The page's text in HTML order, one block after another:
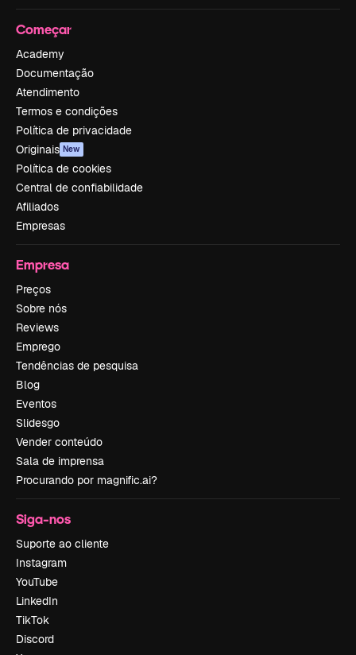
Começar
Academy
Documentação
Atendimento
Termos e condições
Política de privacidade
Originais New
Política de cookies
Central de confiabilidade
Afiliados
Empresas
Empresa
Preços
Sobre nós
Reviews
Emprego
Tendências de pesquisa
Blog
Eventos
Slidesgo
Vender conteúdo
Sala de imprensa
Procurando por magnific.ai?
Siga-nos
Suporte ao cliente
Instagram
YouTube
LinkedIn
TikTok
Discord